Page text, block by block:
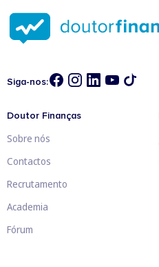
Siga-nos:
Doutor Finanças
Sobre nós
Contactos
Recrutamento
Academia
Fórum